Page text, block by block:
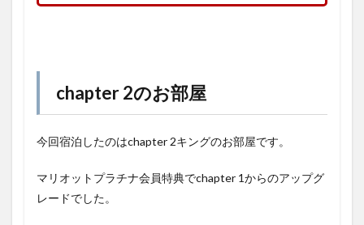
chapter 2のお部屋
今回宿泊したのはchapter 2キングのお部屋です。
マリオットプラチナ会員特典でchapter 1からのアップグ
レードでした。